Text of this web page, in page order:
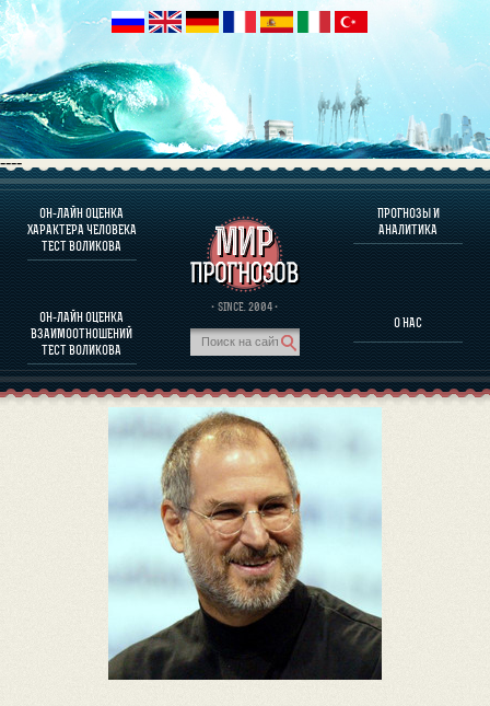
----
ОН-ЛАЙН ОЦЕНКА
ХАРАКТЕРА ЧЕЛОВЕКА
ТЕСТ ВОЛИКОВА
ОН-ЛАЙН ОЦЕНКА
ВЗАИМООТНОШЕНИЙ
ТЕСТ ВОЛИКОВА
· SINCE. 2004 ·
ПРОГНОЗЫ И
АНАЛИТИКА
О НАС
О ПРОГРАММЕ
ОЦЕНКА ХАРАКТЕРA ЧЕЛОВЕКА
ОЦЕНКА ХАРАКТЕРА ВЫДАЮЩИХСЯ ЛИЧНОСТЕЙ
О ПРОГРАММЕ
ПРОГНОЗЫ И АНАЛИТИКА